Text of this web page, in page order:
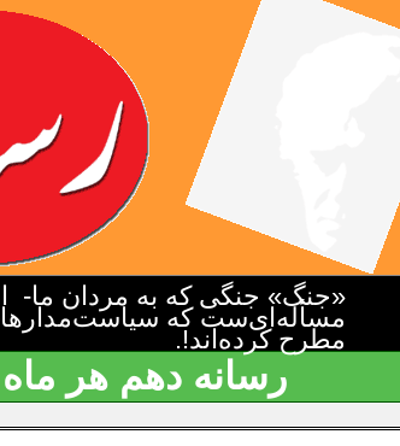
«جنگ» جنگی که به مردان
مسأله‌ای‌ست که
مطرح کرده‌اند!.
رسانه دهم هر